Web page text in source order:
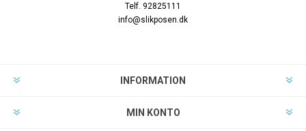
Telf. 92825111
info@slikposen.dk
INFORMATION
MIN KONTO